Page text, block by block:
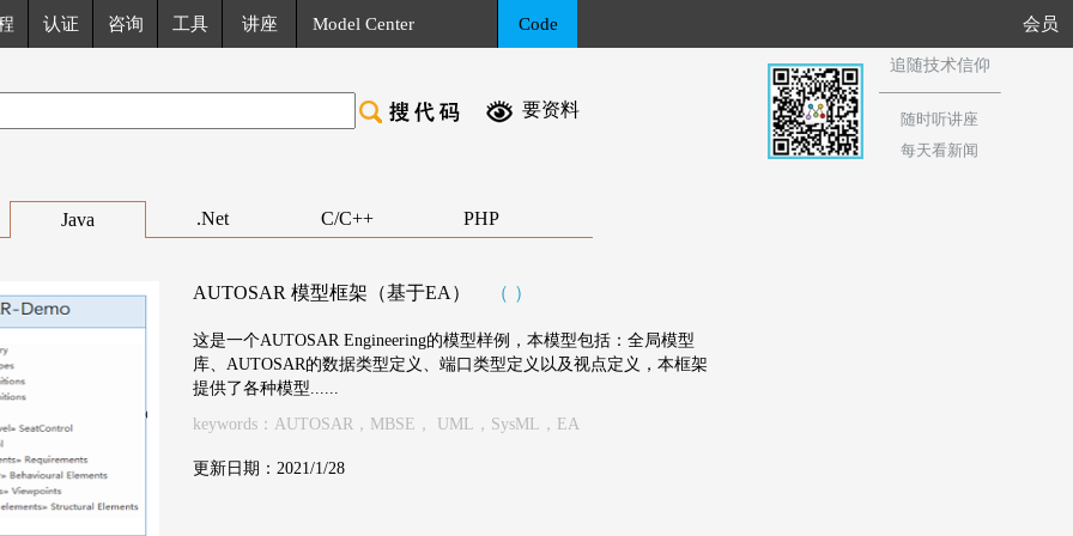
认证 咨询 工具 讲座 Model Center Code 会员
要资料
追随技术信仰
随时听讲座
每天看新闻
Java .Net C/C++ PHP
AUTOSAR 模型框架（基于EA） （ ）
这是一个AUTOSAR Engineering的模型样例，本模型包括：全局模型
库、AUTOSAR的数据类型定义、端口类型定义以及视点定义，本框架
提供了各种模型......
keywords：AUTOSAR，MBSE， UML，SysML，EA
更新日期：2021/1/28